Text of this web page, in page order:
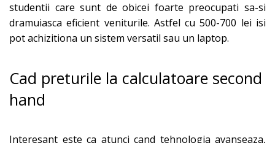
studentii care sunt de obicei foarte preocupati sa-si
dramuiasca eficient veniturile. Astfel cu 500-700 lei isi
pot achizitiona un sistem versatil sau un laptop.
Cad preturile la calculatoare second
hand
Interesant este ca atunci cand tehnologia avanseaza,